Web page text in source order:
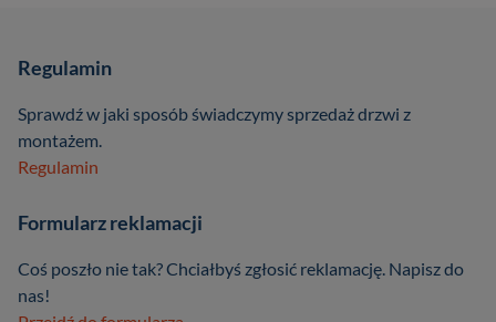
Regulamin
Sprawdź w jaki sposób świadczymy sprzedaż drzwi z
montażem.
Regulamin
Formularz reklamacji
Coś poszło nie tak? Chciałbyś zgłosić reklamację. Napisz do
nas!